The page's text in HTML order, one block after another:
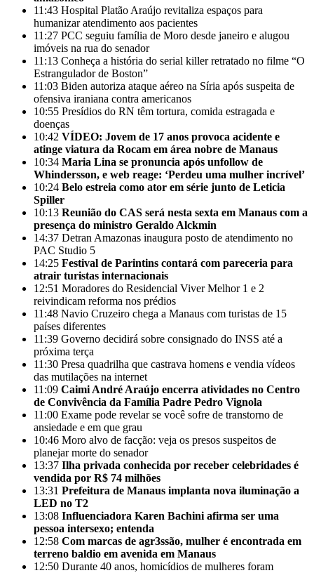
11:43 Hospital Platão Araújo revitaliza espaços para
humanizar atendimento aos pacientes
11:27 PCC seguiu família de Moro desde janeiro e alugou
imóveis na rua do senador
11:13 Conheça a história do serial killer retratado no filme “O
Estrangulador de Boston”
11:03 Biden autoriza ataque aéreo na Síria após suspeita de
ofensiva iraniana contra americanos
10:55 Presídios do RN têm tortura, comida estragada e
doenças
10:42 VÍDEO: Jovem de 17 anos provoca acidente e
atinge viatura da Rocam em área nobre de Manaus
10:34 Maria Lina se pronuncia após unfollow de
Whindersson, e web reage: ‘Perdeu uma mulher incrível’
10:24 Belo estreia como ator em série junto de Leticia
Spiller
10:13 Reunião do CAS será nesta sexta em Manaus com a
presença do ministro Geraldo Alckmin
14:37 Detran Amazonas inaugura posto de atendimento no
PAC Studio 5
14:25 Festival de Parintins contará com pareceria para
atrair turistas internacionais
12:51 Moradores do Residencial Viver Melhor 1 e 2
reivindicam reforma nos prédios
11:48 Navio Cruzeiro chega a Manaus com turistas de 15
países diferentes
11:39 Governo decidirá sobre consignado do INSS até a
próxima terça
11:30 Presa quadrilha que castrava homens e vendia vídeos
das mutilações na internet
11:09 Caimi André Araújo encerra atividades no Centro
de Convivência da Família Padre Pedro Vignola
11:00 Exame pode revelar se você sofre de transtorno de
ansiedade e em que grau
10:46 Moro alvo de facção: veja os presos suspeitos de
planejar morte do senador
13:37 Ilha privada conhecida por receber celebridades é
vendida por R$ 74 milhões
13:31 Prefeitura de Manaus implanta nova iluminação a
LED no T2
13:08 Influenciadora Karen Bachini afirma ser uma
pessoa intersexo; entenda
12:58 Com marcas de agr3ssão, mulher é encontrada em
terreno baldio em avenida em Manaus
12:50 Durante 40 anos, homicídios de mulheres foram